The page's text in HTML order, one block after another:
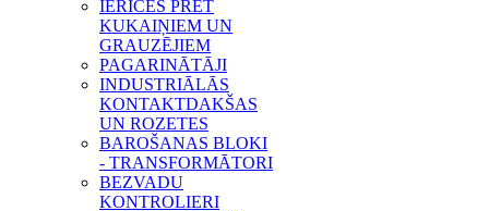
IERĪCES PRET
KUKAIŅIEM UN
GRAUZĒJIEM
PAGARINĀTĀJI
INDUSTRIĀLĀS
KONTAKTDAKŠAS
UN ROZETES
BAROŠANAS BLOKI
- TRANSFORMĀTORI
BEZVADU
KONTROLIERI